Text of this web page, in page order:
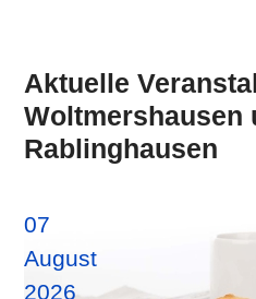
Aktuelle
Woltmershausen
Rablinghausen
07
August
2026